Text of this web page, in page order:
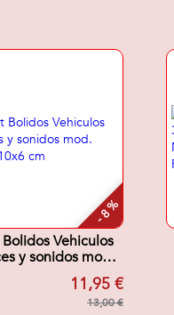
- 8 %
Vehiculos
y sonidos mod.
7x10x6 cm11,95 €
13,00 €